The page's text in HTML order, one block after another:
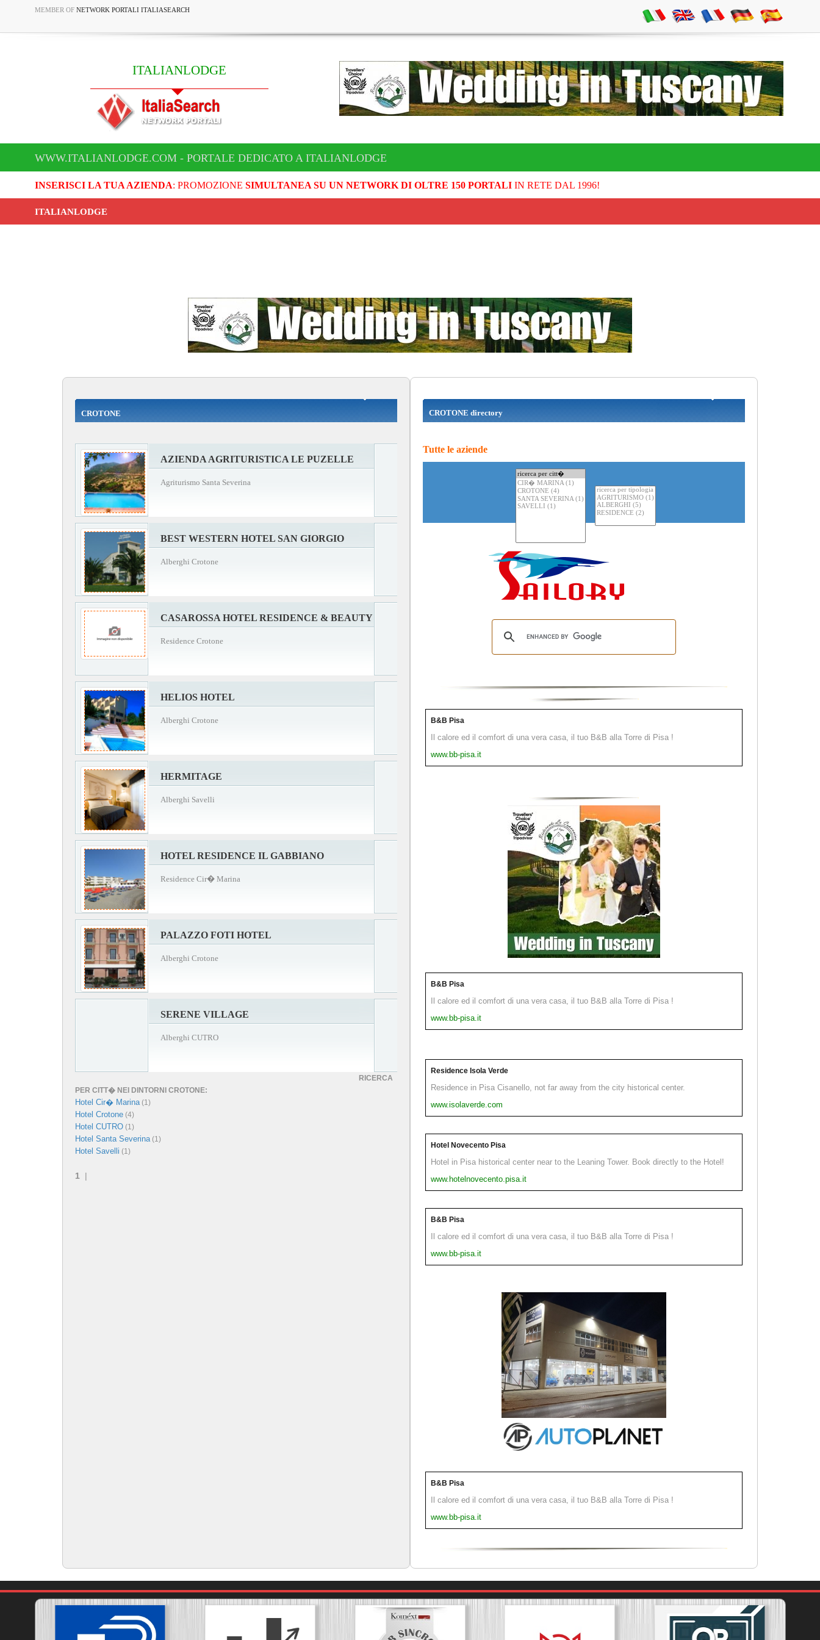
MEMBER OF NETWORK PORTALI ITALIASEARCH
ITALIANLODGE
WWW.ITALIANLODGE.COM - PORTALE DEDICATO A ITALIANLODGE
INSERISCI LA TUA AZIENDA: PROMOZIONE SIMULTANEA SU UN NETWORK DI OLTRE 150 PORTALIIN RETE DAL 1996!
ITALIANLODGE
CROTONE
AZIENDA AGRITURISTICA LE PUZELLE
Agriturismo Santa Severina
BEST WESTERN HOTEL SAN GIORGIO
Alberghi Crotone
CASAROSSA HOTEL RESIDENCE & BEAUTY
Residence Crotone
HELIOS HOTEL
Alberghi Crotone
HERMITAGE
Alberghi Savelli
HOTEL RESIDENCE IL GABBIANO
Residence Cir� Marina
PALAZZO FOTI HOTEL
Alberghi Crotone
SERENE VILLAGE
Alberghi CUTRO
RICERCA
PER CITT� NEI DINTORNI CROTONE:
Hotel Cir� Marina(1)
Hotel Crotone (4)
Hotel CUTRO (1)
Hotel Santa Severina(1)
Hotel Savelli (1)
1 |
CROTONE directory
Tutte le aziende
B&B Pisa
Il calore ed il comfort di una vera casa, il tuo B&B alla Torre di Pisa !
www.bb-pisa.it
B&B Pisa
Il calore ed il comfort di una vera casa, il tuo B&B alla Torre di Pisa !
www.bb-pisa.it
Residence Isola Verde
Residence in Pisa Cisanello, not far away from the city historical center.
www.isolaverde.com
Hotel Novecento Pisa
Hotel in Pisa historical center near to the Leaning Tower. Book directly to the Hotel!
www.hotelnovecento.pisa.it
B&B Pisa
Il calore ed il comfort di una vera casa, il tuo B&B alla Torre di Pisa !
www.bb-pisa.it
B&B Pisa
Il calore ed il comfort di una vera casa, il tuo B&B alla Torre di Pisa !
www.bb-pisa.it